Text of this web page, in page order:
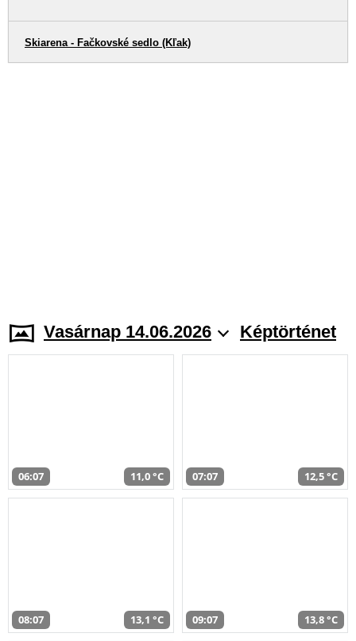
Skiarena - Fačkovské sedlo (Kľak)
Vasárnap 14.06.2026 Képtörténet
06:07 11,0 °C 07:07 12,5 °C
08:07 13,1 °C 09:07 13,8 °C